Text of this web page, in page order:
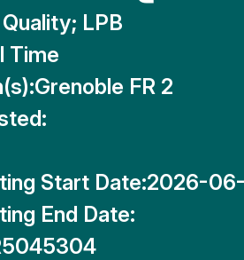
LPB
Time
Grenoble FR 2
Start Date:2026-
End Date: